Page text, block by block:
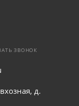
ЗВОНОК
д.